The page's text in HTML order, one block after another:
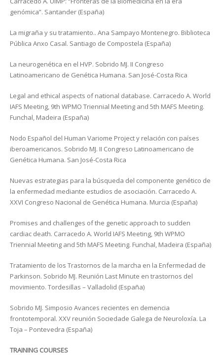
genómica”. Santander (España)
La migraña y su tratamiento.. Ana Sampayo Montenegro. Biblioteca
Pública Anxo Casal. Santiago de Compostela (España)
La neurogenética en el HVP. Sobrido MJ. II Congreso
Latinoamericano de Genética Humana. San José-Costa Rica
Legal and ethical aspects of national database. Carracedo A. World
IAFS Meeting, 9th WPMO Triennial Meeting and 5th MAFS Meeting.
Funchal, Madeira (España)
Nodo Español del Human Variome Project y relación con países
iberoamericanos. Sobrido MJ. II Congreso Latinoamericano de
Genética Humana. San José-Costa Rica
Nuevas estrategias para la búsqueda del componente genético de
la enfermedad mediante estudios de asociación. Carracedo A.
XXVI Congreso Nacional de Genética Humana. Murcia (España)
Promises and challenges of the genetic approach to sudden
cardiac death. Carracedo A. World IAFS Meeting, 9th WPMO
Triennial Meeting and 5th MAFS Meeting. Funchal, Madeira (España)
Tratamiento de los Trastornos de la marcha en la Enfermedad de
Parkinson. Sobrido MJ. Reunión Last Minute en trastornos del
movimiento. Tordesillas – Valladolid (España)
Sobrido MJ. Simposio Avances recientes en demencia
frontotemporal. XXV reunión Sociedade Galega de Neuroloxía. La
Toja – Pontevedra (España)
TRAINING COURSES